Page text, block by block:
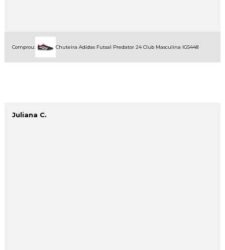
Comprou: Chuteira Adidas Futsal Predator 24 Club Masculina IG5448
Juliana C.